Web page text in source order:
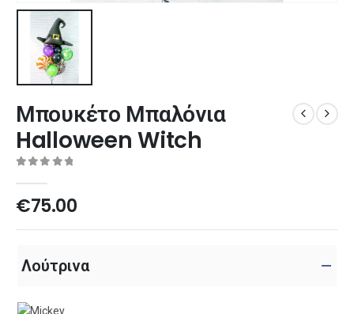
Μπουκέτο Μπαλόνια
Halloween Witch
€75.00
Λούτρινα